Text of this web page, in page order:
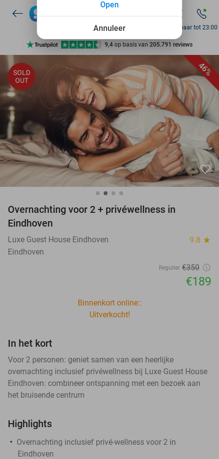
9,4 op basis van205.791 reviews
7 dagen per week beschikbaar
10+ miljoen leden
Bereikbaar tot 23:00
46%
SOLD
OUT
favorite_border
Overnachting voor 2 + privéwellness in
Eindhoven
Luxe Guest House Eindhoven 9.8 star
Eindhoven
Regulier €350
€189
Binnenkort online::
Uitverkocht!
In het kort
Voor 2 personen: geniet samen van een heerlijke
overnachting inclusief privéwellness bij Luxe Guest House
Eindhoven: combineer ontspanning met een bezoek aan
het bruisende centrum
Highlights
Overnachting inclusief privé-wellness voor 2 in
Eindhoven
Annuleer
Open